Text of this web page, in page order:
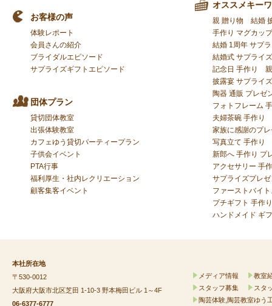
お客様の声
体験レポート
会員さんの紹介
ブライダルエピソード
サプライズギフトエピソード
団体プラン
貸切団体教室
出張体験教室
カフェゆう貸切パーティープラン
子供会イベント
PTA行事
福利厚生・社内レクリエーション
顧客集客イベント
オススメキー
親 贈り物
結婚
手作り マグカップ
結婚 1周年 サプ
結婚式 サプライ
記念日 手作り
披露宴 サプライズ
陶器 通販 プレゼ
フォトフレーム
夫婦茶碗 手作り
家族に感謝のプ
写真立て 手作り
新郎へ 手作り プ
アクセサリー 手
サプライズプレ
ファーストバイ
プチギフト 手作り
ハンドメイド ギ
本社所在地
〒530-0012
大阪府大阪市北区芝田 1-10-3 野本梅田ビル 1～4F
06-6377-6777
メディア情報
教室
スタッフ募集
スタ
陶芸体験,陶芸教室ゆう